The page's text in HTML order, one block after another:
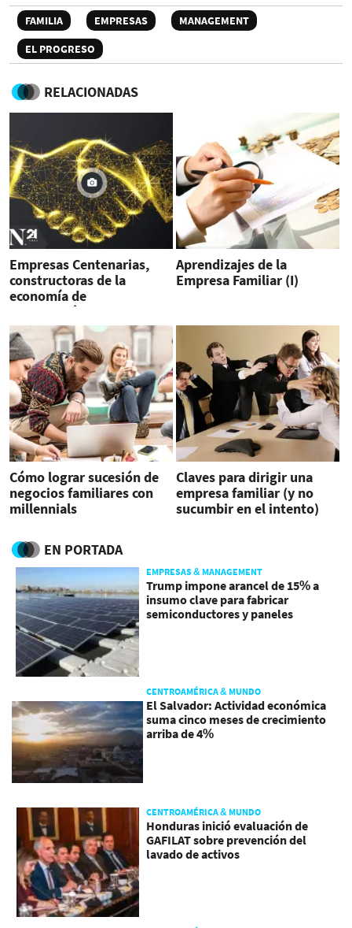
FAMILIA EMPRESAS
MANAGEMENT
EL PROGRESO
RELACIONADAS
Empresas Centenarias,
constructoras de la
economía de
Centroamérica
Aprendizajes de la
Empresa Familiar (I)
Cómo lograr sucesión de
negocios familiares con
millennials
Claves para dirigir una
empresa familiar (y no
sucumbir en el intento)
EN PORTADA
EMPRESAS & MANAGEMENT
Trump impone arancel de 15% a
insumo clave para fabricar
semiconductores y paneles
CENTROAMÉRICA & MUNDO
El Salvador: Actividad económica
suma cinco meses de crecimiento
arriba de 4%
CENTROAMÉRICA & MUNDO
Honduras inició evaluación de
GAFILAT sobre prevención del
lavado de activos